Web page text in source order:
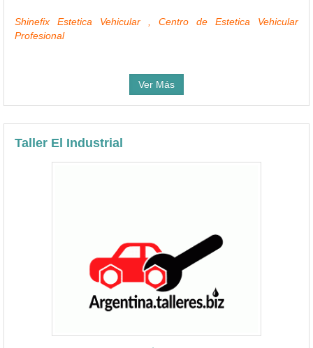
Shinefix Estetica Vehicular , Centro de Estetica Vehicular
Profesional
Ver Más
Taller El Industrial